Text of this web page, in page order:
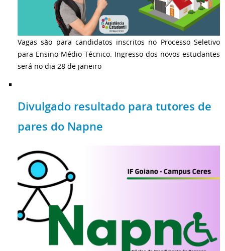
Vagas são para candidatos inscritos no Processo Seletivo
para Ensino Médio Técnico. Ingresso dos novos estudantes
será no dia 28 de janeiro
Divulgado resultado para tutores de
pares do Napne